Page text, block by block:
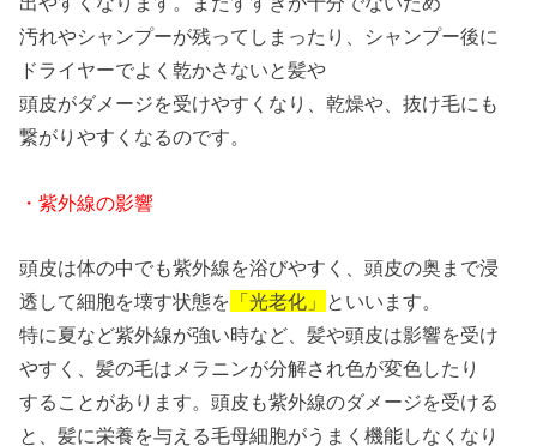
汚れやシャンプーが残ってしまったり、シャンプー後に
ドライヤーでよく乾かさないと髪や
頭皮がダメージを受けやすくなり、乾燥や、抜け毛にも
繋がりやすくなるのです。
・紫外線の影響
頭皮は体の中でも紫外線を浴びやすく、頭皮の奥まで浸
透して細胞を壊す状態を 「光老化」 といいます。
特に夏など紫外線が強い時など、髪や頭皮は影響を受け
やすく、髪の毛はメラニンが分解され色が変色したり
することがあります。頭皮も紫外線のダメージを受ける
と、髪に栄養を与える毛母細胞がうまく機能しなくなり